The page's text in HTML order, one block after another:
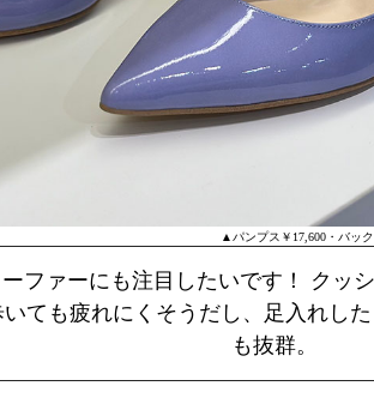
▲パンプス￥17,600・バッ
ファーにも注目したいです！ クッ
いても疲れにくそうだし、足入れし
も抜群。